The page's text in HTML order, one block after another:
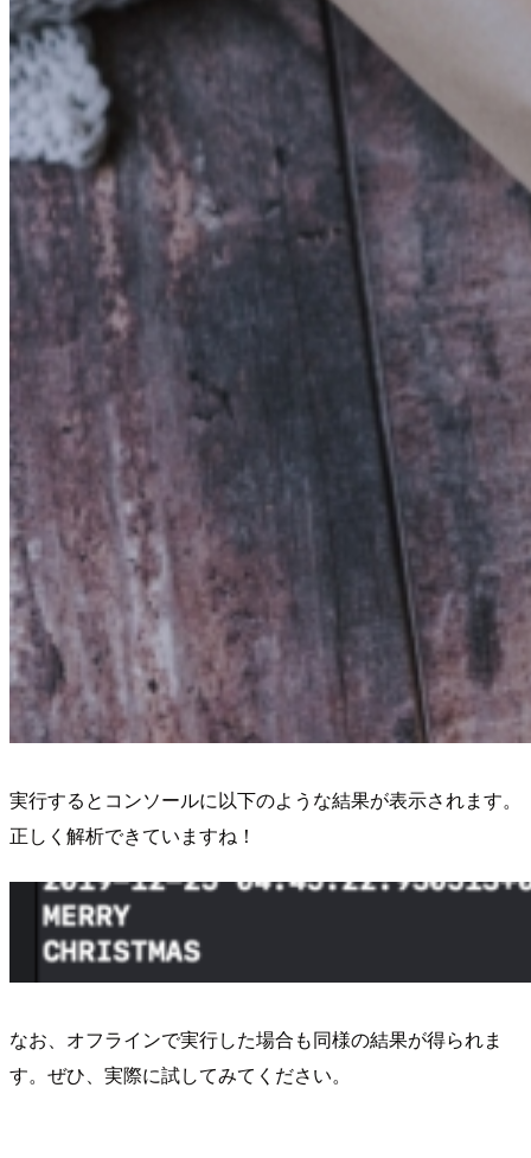
実行するとコンソールに以下のような結果が表示されます。
正しく解析できていますね！
なお、オフラインで実行した場合も同様の結果が得られま
す。ぜひ、実際に試してみてください。